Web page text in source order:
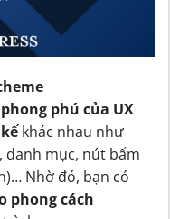
phú của UX
khác nhau như
danh mục, nút bấm
Nhờ đó, bạn có
phong cách